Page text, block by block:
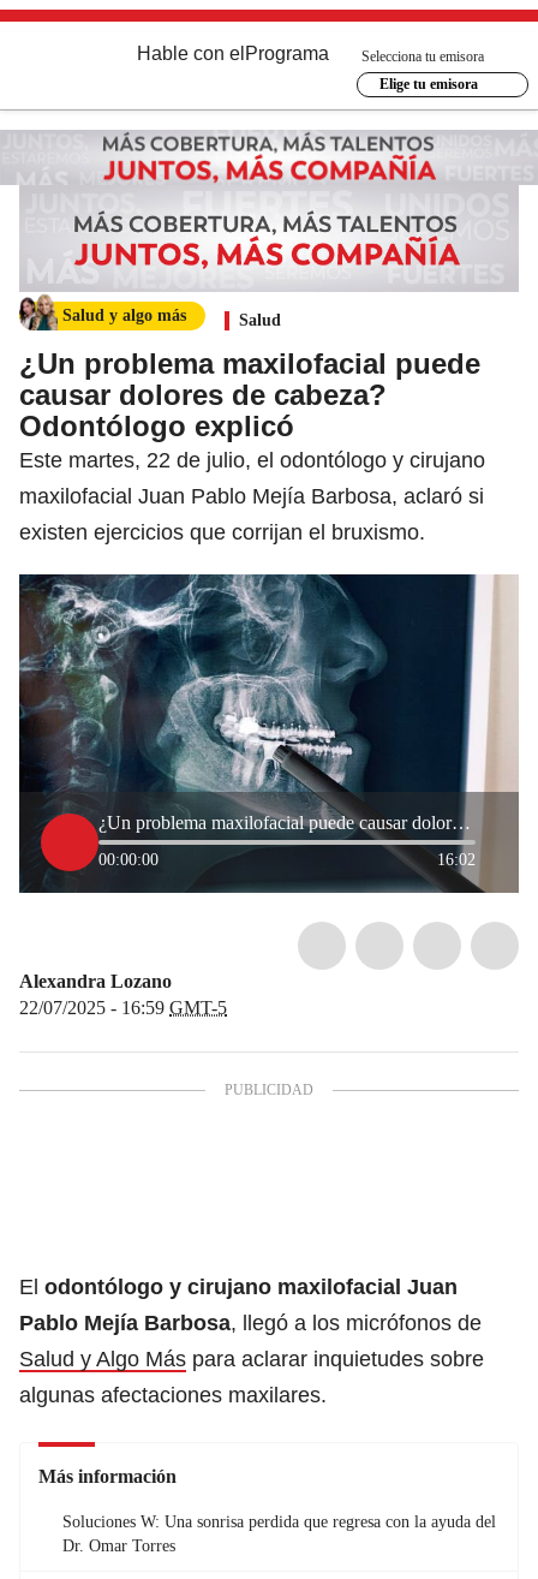
Hable con el Programa
Selecciona tu emisora
Elige tu emisora
Salud y algo más Salud
¿Un problema maxilofacial puede
causar dolores de cabeza?
Odontólogo explicó
Este martes, 22 de julio, el odontólogo y cirujano
maxilofacial Juan Pablo Mejía Barbosa, aclaró si
existen ejercicios que corrijan el bruxismo.
¿Un problema maxilofacial puede causar dolores de cabeza? Odontólogo explicó
00:00:00 16:02
Alexandra Lozano
22/07/2025 - 16:59 GMT-5
El odontólogo y cirujano maxilofacial Juan
Pablo Mejía Barbosa, llegó a los micrófonos de
Salud y Algo Más para aclarar inquietudes sobre
algunas afectaciones maxilares.
Más información
Soluciones W: Una sonrisa perdida que regresa con la ayuda del
Dr. Omar Torres